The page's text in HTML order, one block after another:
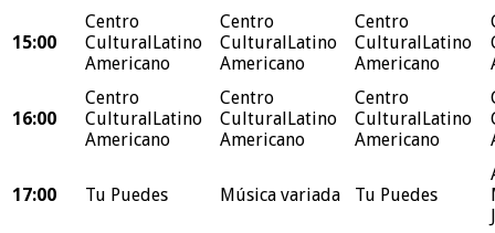
15:00
Centro
CulturalLatino
Americano
Centro
CulturalLatino
Americano
Centro
CulturalLatino
Americano
16:00
Centro
CulturalLatino
Americano
Centro
CulturalLatino
Americano
Centro
CulturalLatino
Americano
17:00 Tu Puedes Música variada Tu Puedes